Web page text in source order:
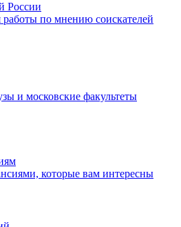
России
по мнению соискателей
и московские факультеты
которые вам интересны